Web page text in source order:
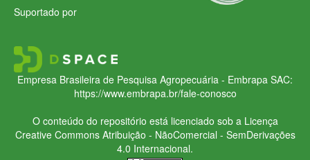
Suportado por
Empresa Brasileira de Pesquisa Agropecuária - Embrapa SAC:
https://www.embrapa.br/fale-conosco
O conteúdo do repositório está licenciado sob a Licença
Creative CommonsAtribuição - NãoComercial - SemDerivações
4.0 Internacional.